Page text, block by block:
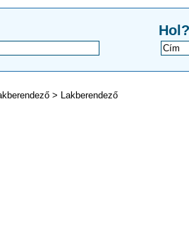
Hol?
> Lakberendező